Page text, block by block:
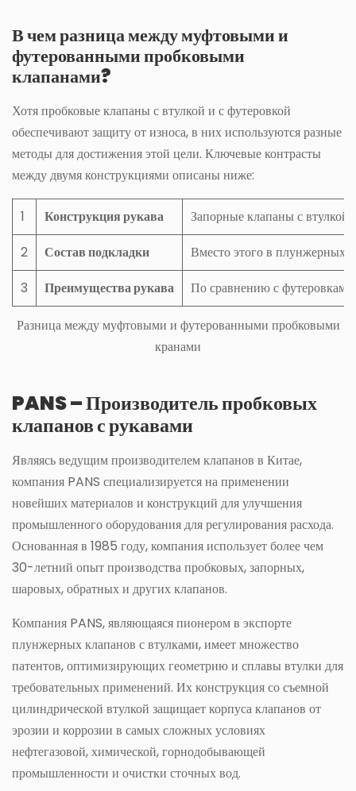
В чем разница между муфтовыми и
футерованными пробковыми
клапанами?
Хотя пробковые клапаны с втулкой и с футеровкой
обеспечивают защиту от износа, в них используются разные
методы для достижения этой цели. Ключевые контрасты
между двумя конструкциями описаны ниже:
1 Конструкция рукава
Запорные клапаны с втулкой
2
Состав подкладки
Вместо этого в плунжерных
3
Преимущества рукава По сравнению с футеровками
Разница между муфтовыми и футерованными пробковыми
кранами
PANS – Производитель пробковых
клапанов с рукавами
Являясь ведущим производителем клапанов в Китае,
компания PANS специализируется на применении
новейших материалов и конструкций для улучшения
промышленного оборудования для регулирования расхода.
Основанная в 1985 году, компания использует более чем
30-летний опыт производства пробковых, запорных,
шаровых, обратных и других клапанов.
Компания PANS, являющаяся пионером в экспорте
плунжерных клапанов с втулками, имеет множество
патентов, оптимизирующих геометрию и сплавы втулки для
требовательных применений. Их конструкция со съемной
цилиндрической втулкой защищает корпуса клапанов от
эрозии и коррозии в самых сложных условиях
нефтегазовой, химической, горнодобывающей
промышленности и очистки сточных вод.